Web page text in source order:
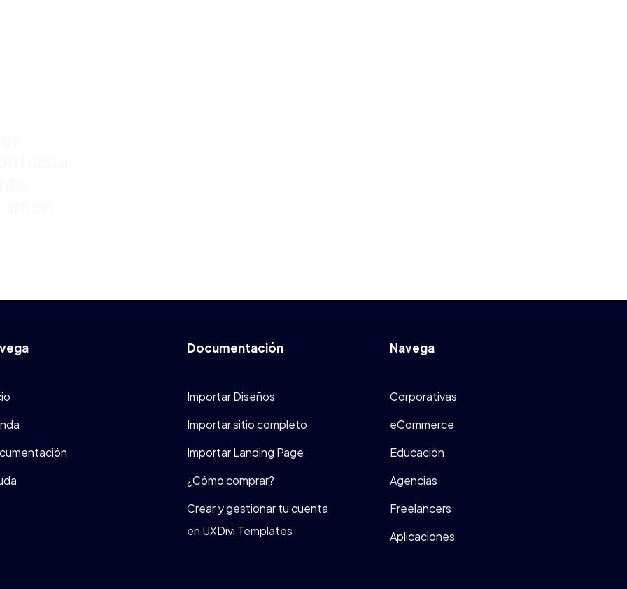
Documentación
Importar Diseños
Importar sitio completo
Importar Landing Page
¿Cómo comprar?
Crear y gestionar tu cuenta
en UXDivi Templates
Navega
Corporativas
eCommerce
Educación
Agencias
Freelancers
Aplicaciones